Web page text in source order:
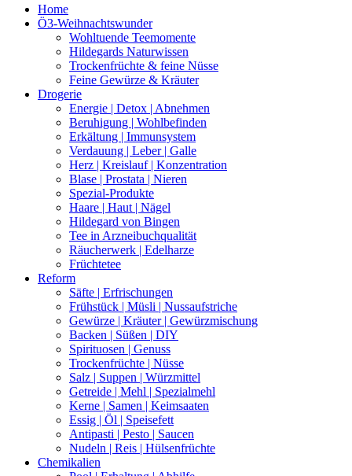
Home
Ö3-Weihnachtswunder
Wohltuende Teemomente
Hildegards Naturwissen
Trockenfrüchte & feine Nüsse
Feine Gewürze & Kräuter
Drogerie
Energie | Detox | Abnehmen
Beruhigung | Wohlbefinden
Erkältung | Immunsystem
Verdauung | Leber | Galle
Herz | Kreislauf | Konzentration
Blase | Prostata | Nieren
Spezial-Produkte
Haare | Haut | Nägel
Hildegard von Bingen
Tee in Arzneibuchqualität
Räucherwerk | Edelharze
Früchtetee
Reform
Säfte | Erfrischungen
Frühstück | Müsli | Nussaufstriche
Gewürze | Kräuter | Gewürzmischung
Backen | Süßen | DIY
Spirituosen | Genuss
Trockenfrüchte | Nüsse
Salz | Suppen | Würzmittel
Getreide | Mehl | Spezialmehl
Kerne | Samen | Keimsaaten
Essig | Öl | Speisefett
Antipasti | Pesto | Saucen
Nudeln | Reis | Hülsenfrüchte
Chemikalien